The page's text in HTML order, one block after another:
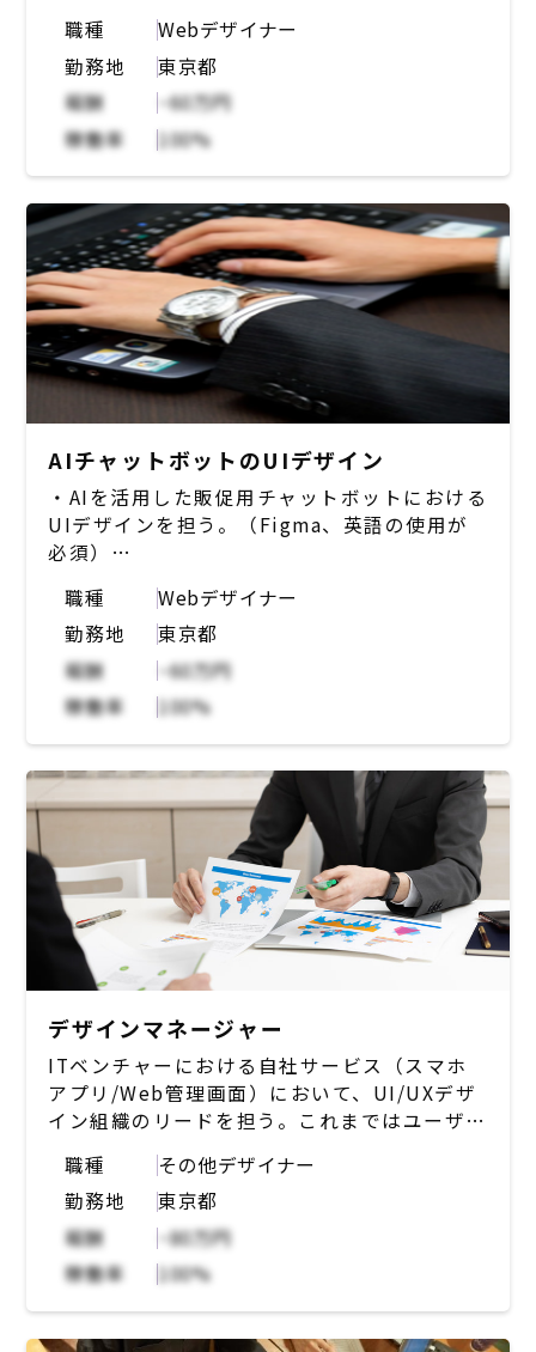
【想定業務内容】
・アプリの機能追加、改修における設計（情報
設計～詳細なワイヤーフレーム設計）
・アプリのWeb（PC）ビューでの見え方の検
討、制作
・ビジネス職メンバーとの定例MTGへの参加
職種
Webデザイナー
勤務地
東京都
報酬
~60万円
稼働率
100%
AIチャットボットのUIデザイン
・AIを活用した販促用チャットボットにおける
UIデザインを担う。（Figma、英語の使用が
必須）
【想定業務内容】
・管理画面やユーザー画面のUIデザイン実装
（Figma）
・ユーザーヒアリング（PdM（PM）やエンジ
ニアも同席のもと）
・UI検討
※稼働頻度やご経験に応じて、ワイヤーフレー
ム設計なども担う可能性。
要件定義は基本的にPdMやPMの方が担当。
職種
Webデザイナー
勤務地
東京都
報酬
~60万円
稼働率
100%
デザインマネージャー
ITベンチャーにおける自社サービス（スマホ
アプリ/Web管理画面）において、UI/UXデザ
イン組織のリードを担う。これまではユーザー
きたが、機能面が充実してきた現状では、いか
にユーザーに自然に使ってもらえるか？良い体
験を提供できるか？の重要性が増してきてい
る。 経営陣含めて”デザイン力の強化”の重要
性と必要性を認識し、デザイン組織を立ち上げ
ていただける方を募集。
職種
その他デザイナー
勤務地
東京都
報酬
~80万円
稼働率
100%